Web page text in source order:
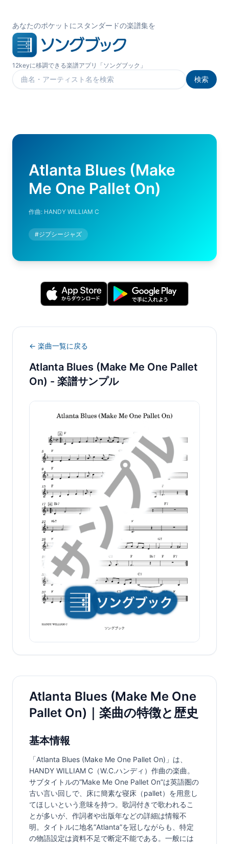
あなたのポケットにスタンダードの楽譜集を
12keyに移調できる楽譜アプリ「ソングブック」
楽曲を検索
検索
Atlanta Blues (Make
Me One Pallet On)
作曲: HANDY WILLIAM C
#ジプシージャズ
← 楽曲一覧に戻る
Atlanta Blues (Make Me One Pallet
On) - 楽譜サンプル
Atlanta Blues (Make Me One
Pallet On)｜楽曲の特徴と歴史
基本情報
「Atlanta Blues (Make Me One Pallet On)」は、
HANDY WILLIAM C（W.C.ハンディ）作曲の楽曲。
サブタイトルの“Make Me One Pallet On”は英語圏の
古い言い回しで、床に簡素な寝床（pallet）を用意し
てほしいという意味を持つ。歌詞付きで歌われるこ
とが多いが、作詞者や出版年などの詳細は情報不
明。タイトルに地名“Atlanta”を冠しながらも、特定
の物語設定は資料不足で断定不能である。一般には